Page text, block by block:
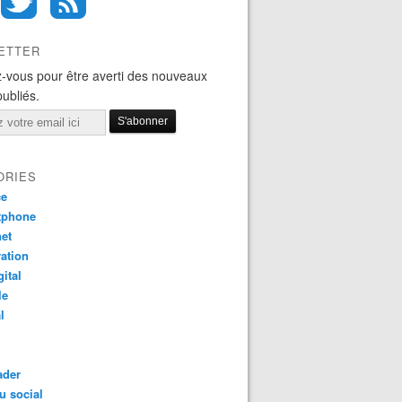
vous pour être averti des nouveaux
social